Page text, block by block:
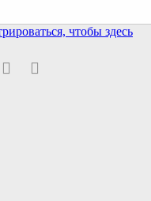
чтобы здесь
Электронная почта